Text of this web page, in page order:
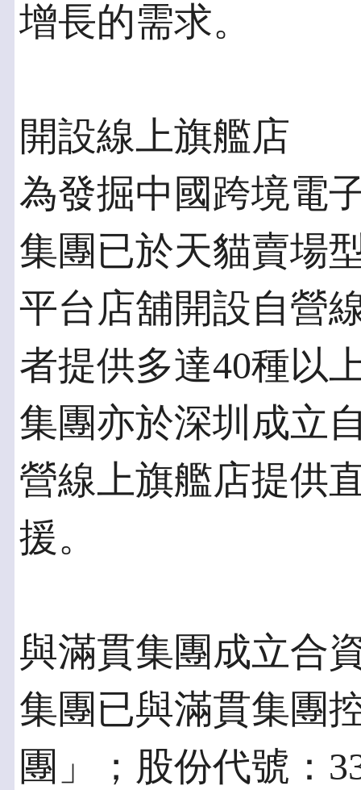
增長的需求。
開設線上旗艦店
為發掘中國跨境電
集團已於天貓賣場
平台店舖開設自營
者提供多達40種以
集團亦於深圳成立
營線上旗艦店提供
援。
與滿貫集團成立合
集團已與滿貫集團
團」；股份代號：